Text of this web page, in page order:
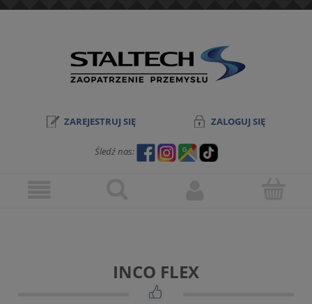
ZAREJESTRUJ SIĘ ZALOGUJ SIĘ
Śledź nas:
INCO FLEX